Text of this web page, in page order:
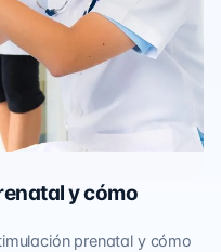
y cómo
prenatal y cómo